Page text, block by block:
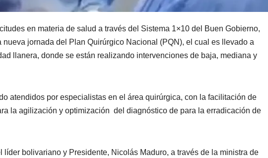
en materia de salud a través del Sistema 1×10 del Buen Gobierno,
jornada del Plan Quirúrgico Nacional (PQN), el cual es llevado a
llanera, donde se están realizando intervenciones de baja, mediana y
atendidos por especialistas en el área quirúrgica, con la facilitación de
la agilización y optimización del diagnóstico de para la erradicación de
bolivariano y Presidente, Nicolás Maduro, a través de la ministra de